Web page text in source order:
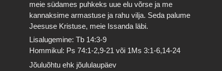
meie südames puhkeks uue elu võrse ja me
kannaksime armastuse ja rahu vilja. Seda palume
Jeesuse Kristuse, meie Issanda läbi.
Lisalugemine: Tb 14:3-9
Hommikul: Ps 74:1-2,9-21 või 1Ms 3:1-6,14-24
Jõuluõhtu ehk jõululaupäev